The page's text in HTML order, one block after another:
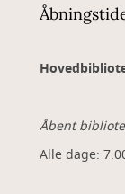
Åbent
Alle dage: